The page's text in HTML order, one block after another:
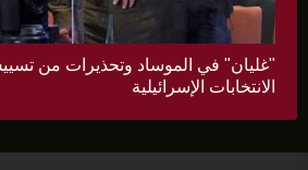
"غليان" في الموساد وتحذيرات من
الانتخابات الإسرائيلية